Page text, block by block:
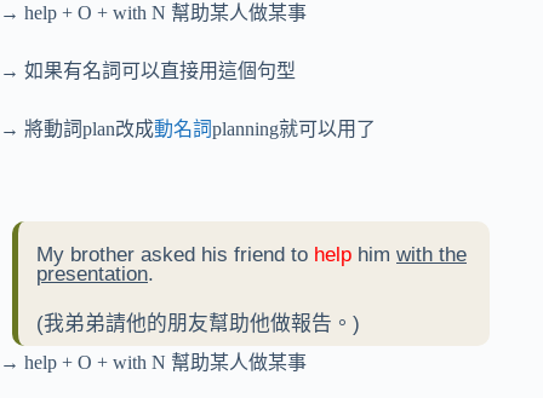
→ help + O + with N 幫助某人做某事
→ 如果有名詞可以直接用這個句型
→ 將動詞plan改成動名詞planning就可以用了
My brother asked his friend to help him with the
presentation.
(我弟弟請他的朋友幫助他做報告。)
→ help + O + with N 幫助某人做某事